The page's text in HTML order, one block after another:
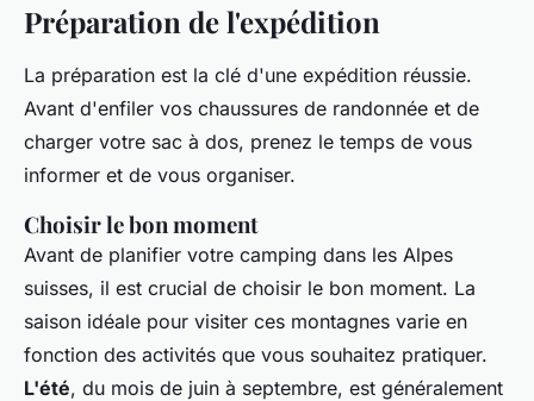
Préparation de l'expédition
La préparation est la clé d'une expédition réussie.
Avant d'enfiler vos chaussures de randonnée et de
charger votre sac à dos, prenez le temps de vous
informer et de vous organiser.
Choisir le bon moment
Avant de planifier votre camping dans les Alpes
suisses, il est crucial de choisir le bon moment. La
saison idéale pour visiter ces montagnes varie en
fonction des activités que vous souhaitez pratiquer.
L'été, du mois de juin à septembre, est généralement